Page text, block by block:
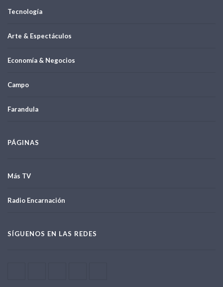
Tecnología
Arte & Espectáculos
Economía & Negocios
Campo
Farandula
PÁGINAS
Más TV
Radio Encarnación
SÍGUENOS EN LAS REDES